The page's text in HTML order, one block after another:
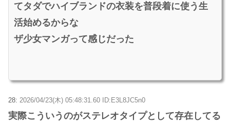
てタダでハイブランドの衣装を普段着に使う生
活始めるからな
ザ少女マンガって感じだった
28: 2026/04/23(木) 05:48:31.60 ID:E3L8JC5n0
実際こういうのがステレオタイプとして存在してる